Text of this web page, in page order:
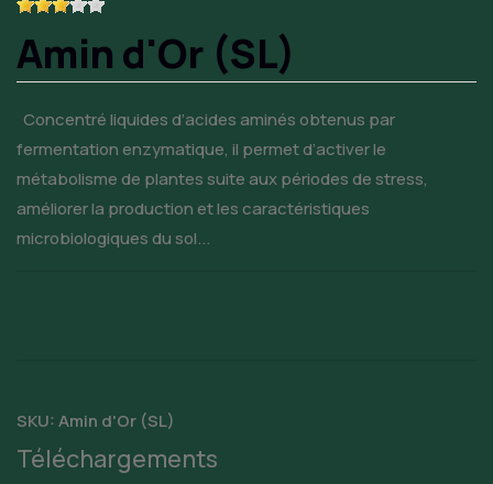
Amin d'Or (SL)
Concentré liquides d’acides aminés obtenus par
fermentation enzymatique, il permet d’activer le
métabolisme de plantes suite aux périodes de stress,
améliorer la production et les caractéristiques
microbiologiques du sol...
SKU:Amin d'Or (SL)
Téléchargements